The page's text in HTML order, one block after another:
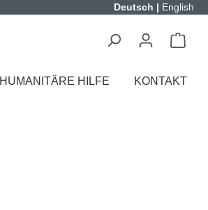
Deutsch | English
HUMANITÄRE HILFE KONTAKT